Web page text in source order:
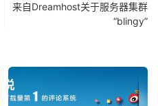
来自Dreamhost关于服务器集群
“blingy”